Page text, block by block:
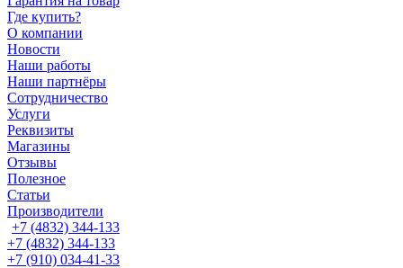
Где купить?
О компании
Новости
Наши работы
Наши партнёры
Сотрудничество
Услуги
Реквизиты
Магазины
Отзывы
Полезное
Статьи
Производители
+7 (4832) 344-133
+7 (4832) 344-133
+7 (910) 034-41-33